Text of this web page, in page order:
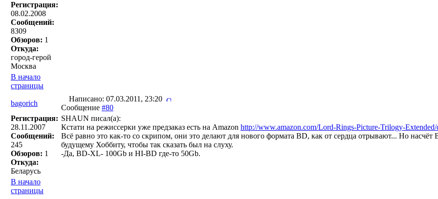
Регистрация:
08.02.2008
Сообщений:
8309
Обзоров: 1
Откуда:
город-герой
Москва
В начало
страницы
bagorich
Написано: 07.03.2011, 23:20
Сообщение #80
Регистрация:
28.11.2007
Сообщений:
245
Обзоров: 1
Откуда:
Беларусь
SHAUN писал(a):
Кстати на режиссерки уже предзаказ есть на Amazon http://www.amazon.com/Lord-Rings-Picture-Trilogy-
Всё равно это как-то со скрипом, они это делают для нового формата BD, как от сердца отрывают... Но насчёт
будущему Хоббиту, чтобы так сказать был на слуху.
-Да, BD-XL- 100Gb и HI-BD где-то 50Gb.
В начало
страницы